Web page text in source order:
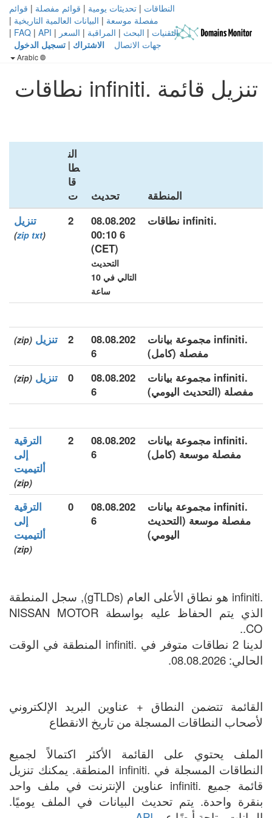
النطاقات | تحديثات يومية | قوائم مفصلة | قوائم
مفصلة موسعة | البيانات العالمية التاريخية |
التقنيات | البحث | المراقبة | السعر |
FAQ | API
|
جهات الاتصال
الاشتراك | تسجيل الدخول
تنزيل قائمة .infiniti نطاقات
المنطقة تحديث
الن
طا
قا
ت
.infiniti نطاقات
08.08.202
6 00:10
(CET)
التحديث
التالي في 10
ساعة
2 تنزيل
(
zip txt
)
.infiniti مجموعة بيانات
مفصلة (كامل)
08.08.202
6
2 تنزيل (zip)
.infiniti مجموعة بيانات
مفصلة (التحديث اليومي)
08.08.202
6
0 تنزيل (zip)
.infiniti مجموعة بيانات
مفصلة موسعة (كامل)
08.08.202
6
2
الترقية
إلى
ألتيميت
(zip)
.infiniti مجموعة بيانات
مفصلة موسعة (التحديث
اليومي)
08.08.202
6
0
الترقية
إلى
ألتيميت
(zip)
.infiniti هو نطاق الأعلى العام (gTLDs), سجل المنطقة
الذي يتم الحفاظ عليه بواسطة NISSAN MOTOR
CO..
لدينا 2 نطاقات متوفر في .infiniti المنطقة في الوقت
الحالي: 08.08.2026.
القائمة تتضمن النطاق + عناوين البريد الإلكتروني
لأصحاب النطاقات المسجلة من تاريخ الانقطاع
الملف يحتوي على القائمة الأكثر اكتمالاً لجميع
النطاقات المسجلة في .infiniti المنطقة. يمكنك تنزيل
قائمة جميع .infiniti عناوين الإنترنت في ملف واحد
بنقرة واحدة. يتم تحديث البيانات في الملف يوميًا.